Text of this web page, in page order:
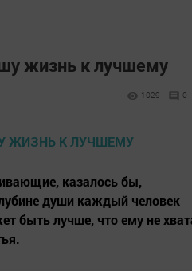
жизнь к лучшему
1029 0
казалось бы,
души каждый человек
быть лучше, что ему не